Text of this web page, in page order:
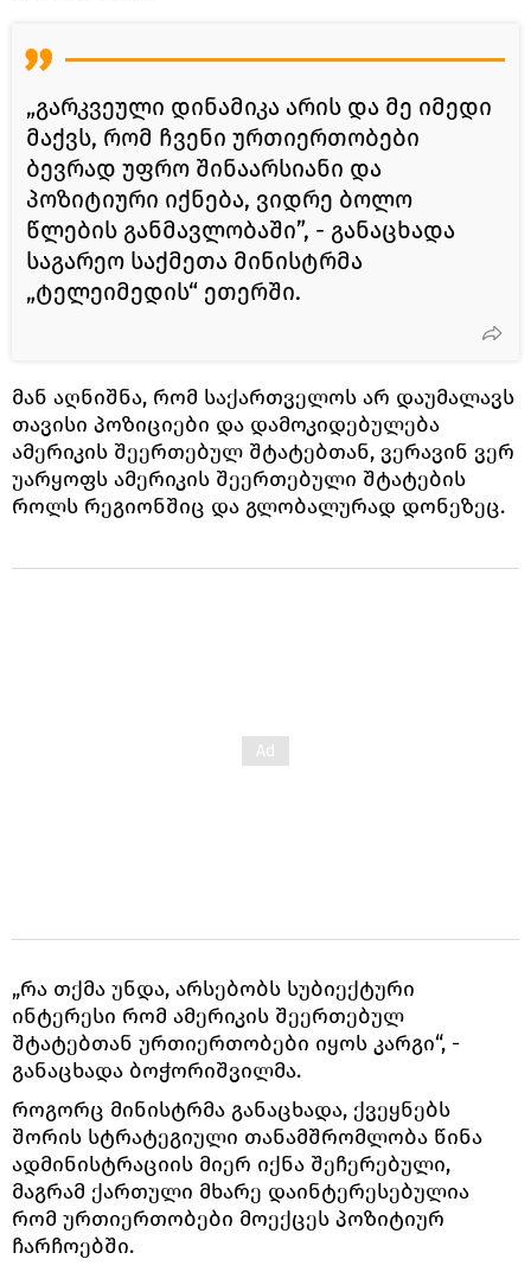
„გარკვეული დინამიკა არის და მე იმედი
მაქვს, რომ ჩვენი ურთიერთობები
ბევრად უფრო შინაარსიანი და
პოზიტიური იქნება, ვიდრე ბოლო
წლების განმავლობაში”, - განაცხადა
საგარეო საქმეთა მინისტრმა
„ტელეიმედის“ ეთერში.
მან აღნიშნა, რომ საქართველოს არ დაუმალავს
თავისი პოზიციები და დამოკიდებულება
ამერიკის შეერთებულ შტატებთან, ვერავინ ვერ
უარყოფს ამერიკის შეერთებული შტატების
როლს რეგიონშიც და გლობალურად დონეზეც.
„რა თქმა უნდა, არსებობს სუბიექტური
ინტერესი რომ ამერიკის შეერთებულ
შტატებთან ურთიერთობები იყოს კარგი“, -
განაცხადა ბოჭორიშვილმა.
როგორც მინისტრმა განაცხადა, ქვეყნებს
შორის სტრატეგიული თანამშრომლობა წინა
ადმინისტრაციის მიერ იქნა შეჩერებული,
მაგრამ ქართული მხარე დაინტერესებულია
რომ ურთიერთობები მოექცეს პოზიტიურ
ჩარჩოებში.